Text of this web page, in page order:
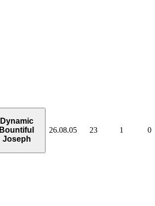
Dynamic
Bountiful
Joseph
26.08.05 23 1 0